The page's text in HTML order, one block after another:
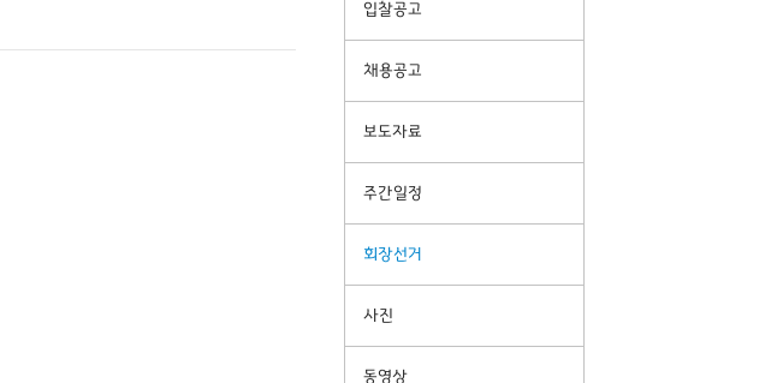
입찰공고
채용공고
보도자료
주간일정
회장선거
사진
동영상